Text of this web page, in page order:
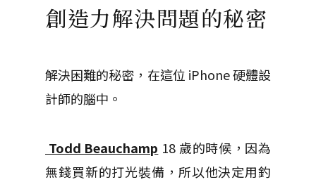
創造力解決問題的秘密
解決困難的秘密，在這位 iPhone 硬體設
計師的腦中。
Todd Beauchamp 18 歲的時候，因為
無錢買新的打光裝備，所以他決定用釣